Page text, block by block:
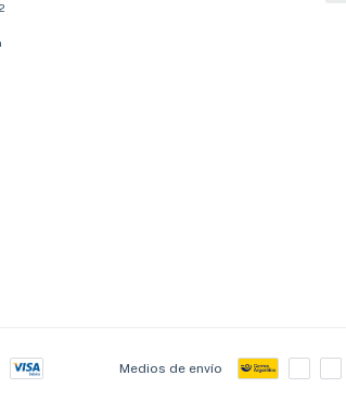
Medios de envío